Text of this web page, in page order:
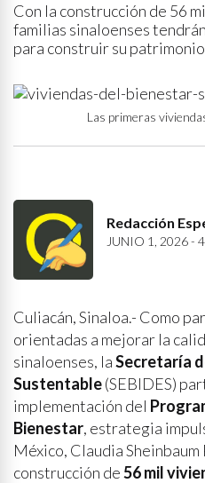
Con la construcción de 56
familias sinaloenses
para construir su
Las primeras
Redacción
JUNIO 1, 2026 -
Culiacán, Sinaloa.- Como
orientadas a mejorar la
sinaloenses, laSecretaría
Sustentable(SEBIDES)
implementación del
Bienestar, estrategia
México, Claudia
construcción de56 mil